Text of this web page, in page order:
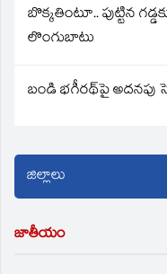
బొక్కతింటూ.. పుట్టిన
లొంగుబాటు
బండి భగీరథ్‌పై అదనపు
జాతీయం